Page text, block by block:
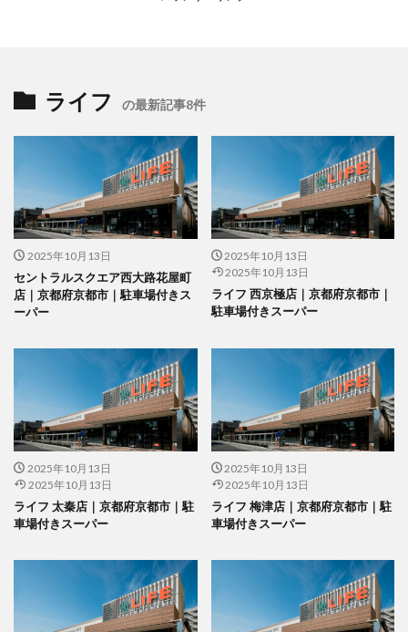
ライフ の最新記事8件
2025年10月13日
セントラルスクエア西大路花屋町
店｜京都府京都市｜駐車場付きス
ーパー
2025年10月13日
2025年10月13日
ライフ 西京極店｜京都府京都市｜
駐車場付きスーパー
2025年10月13日
2025年10月13日
ライフ 太秦店｜京都府京都市｜駐
車場付きスーパー
2025年10月13日
2025年10月13日
ライフ 梅津店｜京都府京都市｜駐
車場付きスーパー